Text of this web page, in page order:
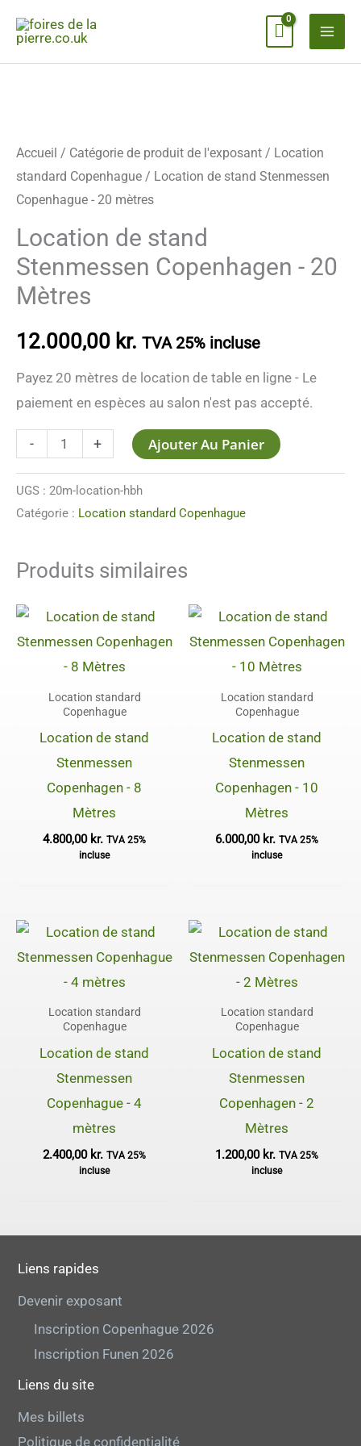
content
Accueil / Catégorie de produit de l'exposant / Location
standard Copenhague / Location de stand Stenmessen
Copenhague - 20 mètres
Location de stand
Stenmessen Copenhagen - 20
Mètres
12.000,00 kr. TVA 25% incluse
Payez 20 mètres de location de table en ligne - Le
paiement en espèces au salon n'est pas accepté.
-
quantité
Stenmessen
Copenhague
-
20
mètres
+ Ajouter Au Panier
UGS : 20m-location-hbh
Catégorie : Location standard Copenhague
Produits similaires
Location standard
Copenhague
Location de stand
Stenmessen
Copenhagen - 8
Mètres
4.800,00 kr. TVA 25%
incluse
Location standard
Copenhague
Location de stand
Stenmessen
Copenhagen - 10
Mètres
6.000,00 kr. TVA 25%
incluse
Location standard
Copenhague
Location de stand
Stenmessen
Copenhague - 4
mètres
2.400,00 kr. TVA 25%
incluse
Location standard
Copenhague
Location de stand
Stenmessen
Copenhagen - 2
Mètres
1.200,00 kr. TVA 25%
incluse
Liens rapides
Devenir exposant
Inscription Copenhague 2026
Inscription Funen 2026
Liens du site
Mes billets
Politique de confidentialité